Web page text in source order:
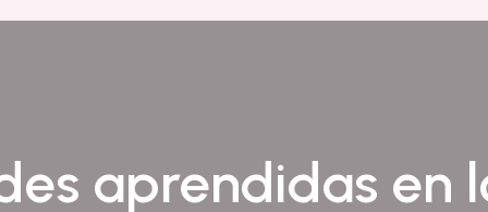
aprendidas en